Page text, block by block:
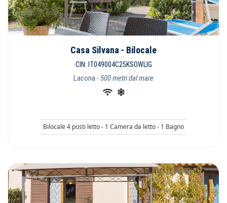
Casa Silvana - Bilocale
CIN: IT049004C25KSOWLIG
Lacona- 500 metri dal mare
Bilocale 4 posti letto - 1 Camera da letto - 1 Bagno